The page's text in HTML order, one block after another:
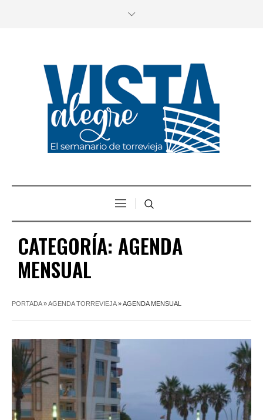
CATEGORÍA: AGENDA
MENSUAL
PORTADA»AGENDA TORREVIEJA»AGENDA MENSUAL